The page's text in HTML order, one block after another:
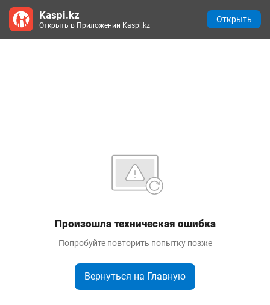
Произошла техническая ошибка
Попробуйте повторить попытку позже
Вернуться на Главную
Kaspi.kz
Открыть в Приложении Kaspi.kz
Открыть